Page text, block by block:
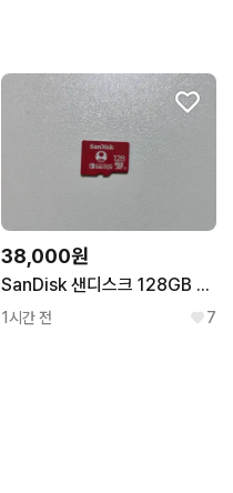
38,000원
SanDisk 샌디스크 128GB 닌텐도 스위치 Micro SD 메모리 카드 슈퍼마리오
1시간 전 7